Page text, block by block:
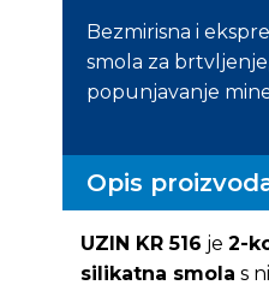
Bezmirisna i
smola za
popunjavanje
Opis
UZIN KR 516 je 2-
silikatna smola s